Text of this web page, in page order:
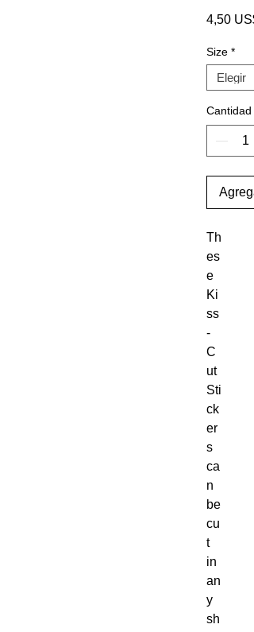
4,50 US$
Size *
Cantidad
Th
es
e
Ki
ss
-
C
ut
Sti
ck
er
s
ca
n
be
cu
t
in
an
y
sh